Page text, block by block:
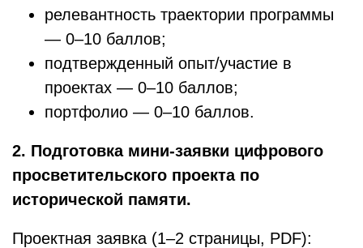
релевантность траектории программы
— 0–10 баллов;
подтвержденный опыт/участие в
проектах — 0–10 баллов;
портфолио — 0–10 баллов.
2. Подготовка мини-заявки цифрового
просветительского проекта по
исторической памяти.
Проектная заявка (1–2 страницы, PDF):